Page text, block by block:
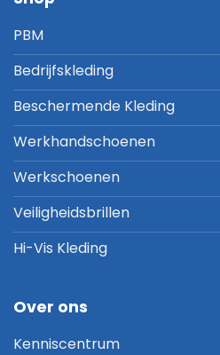
PBM
Bedrijfskleding
Beschermende Kleding
Werkhandschoenen
Werkschoenen
Veiligheidsbrillen
Hi-Vis Kleding
Over ons
Kenniscentrum